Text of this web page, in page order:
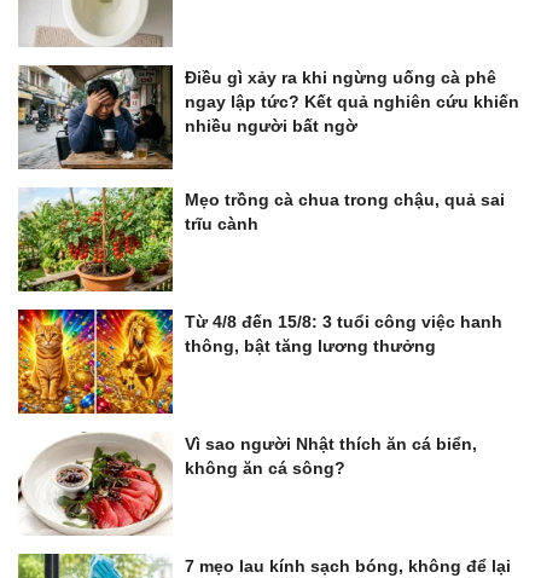
Điều gì xảy ra khi ngừng uống cà phê
ngay lập tức? Kết quả nghiên cứu khiến
nhiều người bất ngờ
Mẹo trồng cà chua trong chậu, quả sai
trĩu cành
Từ 4/8 đến 15/8: 3 tuổi công việc hanh
thông, bật tăng lương thưởng
Vì sao người Nhật thích ăn cá biển,
không ăn cá sông?
7 mẹo lau kính sạch bóng, không để lại